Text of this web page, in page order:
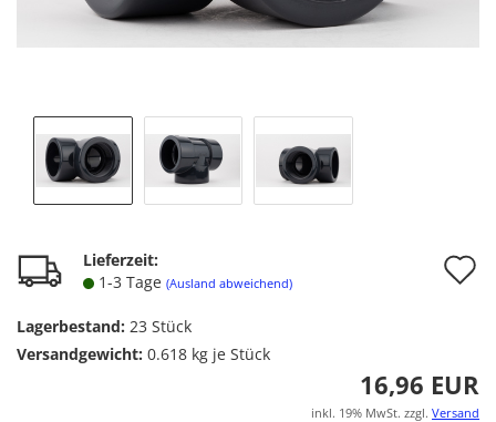
Lieferzeit:
1-3 Tage (Ausland abweichend)
Lagerbestand: 23 Stück
Versandgewicht: 0.618 kg je Stück
16,96 EUR
inkl. 19% MwSt. zzgl. Versand